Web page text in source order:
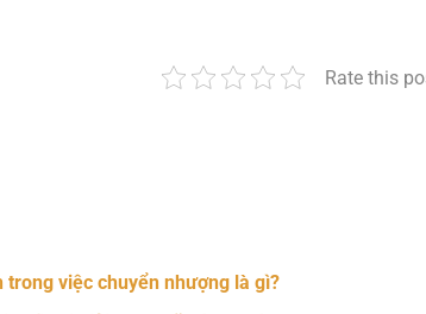
Rate this
việc chuyển nhượng là gì?